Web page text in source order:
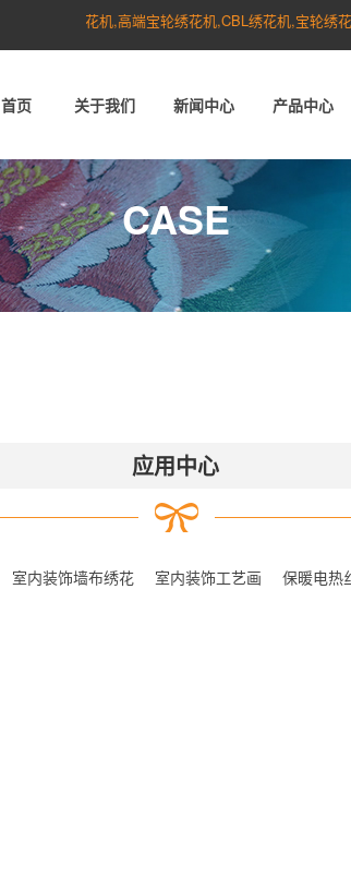
绣花机,高端宝轮绣花机,CBL绣花机,宝轮绣花机,刺
首页 关于我们 新闻中心 产品中心
CASE
应用中心
室内装饰墙布绣花 室内装饰工艺画 保暖电热